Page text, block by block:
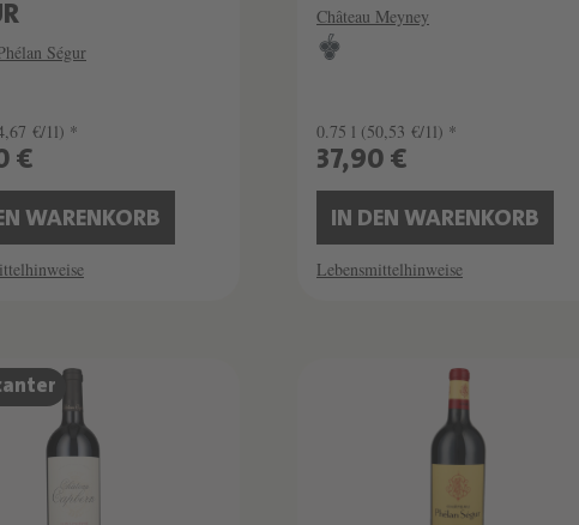
Ségur
€/1l) *
€
WARENKORB
Château Meyney
0.75 l (50,53 €/1l) *
37,90 €
IN DEN WARENKORB
Lebensmittelhinweise